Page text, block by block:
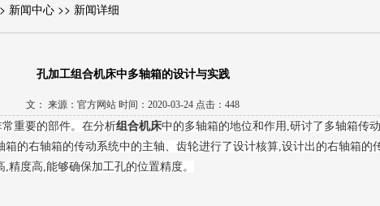
新闻中心 >> 新闻详细
孔加工组合机床中多轴箱的设计与实践
文： 来源：官方网站 时间：2020-03-24 点击：448
重要的部件。在分析组合机床中的多轴箱的地位和作用,研讨了多轴箱传
箱的右轴箱的传动系统中的主轴、齿轮进行了设计核算,设计出的右轴箱的
精度高,能够确保加工孔的位置精度。